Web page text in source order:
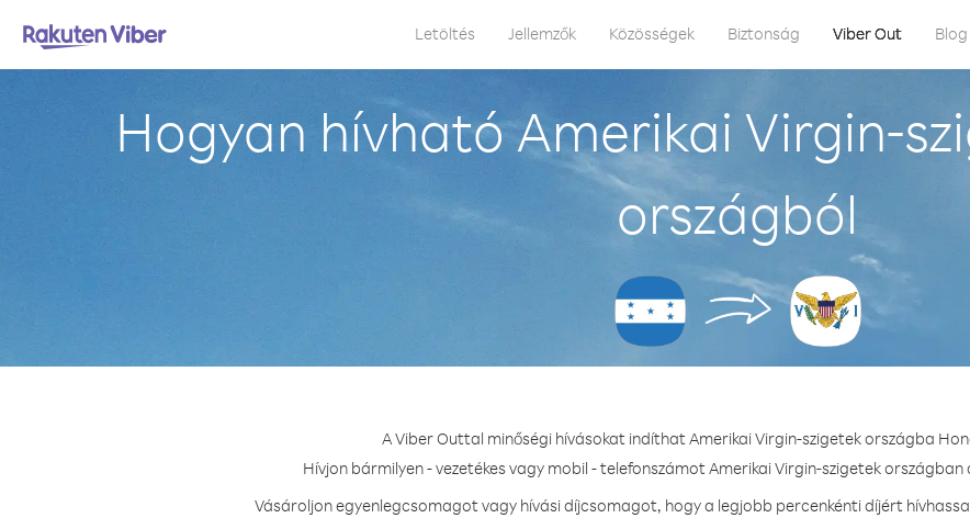
Letöltés Jellemzők Közösségek Biztonság Viber Out Blog
Hogyan hívható Amerikai Virgin-
országból
A Viber Outtal minőségi hívásokat indíthat Amerikai Virgin-szigetek országba
Hívjon bármilyen - vezetékes vagy mobil - telefonszámot Amerikai Virgin-szigetek
Vásároljon egyenlegcsomagot vagy hívási díjcsomagot, hogy a legjobb percenkénti díjért